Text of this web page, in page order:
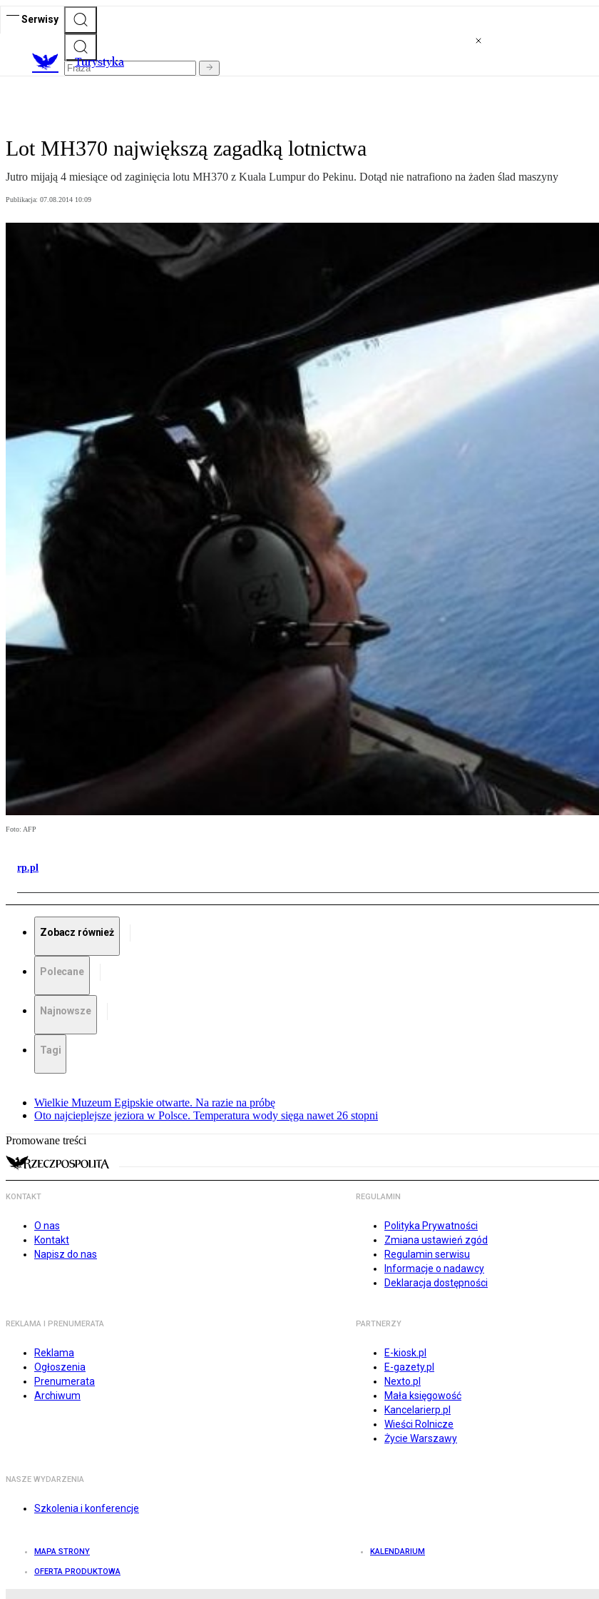
Serwisy
Turystyka
Lot MH370 największą zagadką lotnictwa
Jutro mijają 4 miesiące od zaginięcia lotu MH370 z Kuala Lumpur do Pekinu. Dotąd nie natrafiono na żaden ślad maszyny
Publikacja: 07.08.2014 10:09
Foto: AFP
rp.pl
Zobacz również
Polecane
Najnowsze
Tagi
Wielkie Muzeum Egipskie otwarte. Na razie na próbę
Oto najcieplejsze jeziora w Polsce. Temperatura wody sięga nawet 26 stopni
Promowane treści
KONTAKT
O nas
Kontakt
Napisz do nas
REGULAMIN
Polityka Prywatności
Zmiana ustawień zgód
Regulamin serwisu
Informacje o nadawcy
Deklaracja dostępności
REKLAMA I PRENUMERATA
Reklama
Ogłoszenia
Prenumerata
Archiwum
PARTNERZY
E-kiosk.pl
E-gazety.pl
Nexto.pl
Mała księgowość
Kancelarierp.pl
Wieści Rolnicze
Życie Warszawy
NASZE WYDARZENIA
Szkolenia i konferencje
MAPA STRONY KALENDARIUM
OFERTA PRODUKTOWA